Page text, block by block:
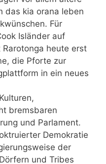
das kia orana leben
Für
Isländer auf
heute erst
die Pforte zur
in ein neues
bremsbaren
und Parlament.
Demokratie
der
und Tribes